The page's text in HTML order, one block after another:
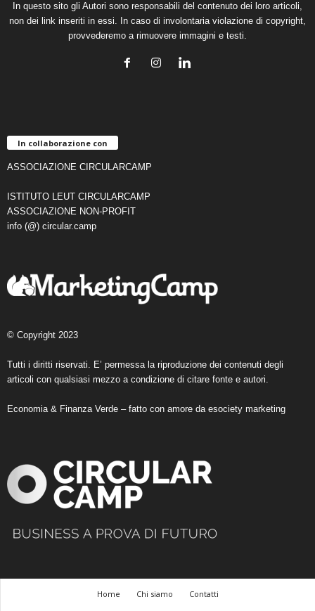
In questo sito gli Autori sono responsabili del contenuto dei loro articoli,
non dei link inseriti in essi. In caso di involontaria violazione di copyright,
provvederemo a rimuovere immagini e testi.
In collaborazione con
ASSOCIAZIONE CIRCULARCAMP
ISTITUTO LEUT CIRCULARCAMP
ASSOCIAZIONE NON-PROFIT
info (@) circular.camp
© Copyright 2023
Tutti i diritti riservati. E’ permessa la riproduzione dei contenuti degli
articoli con qualsiasi mezzo a condizione di citare fonte e autori.
Economia & Finanza Verde – fatto con amore da esociety marketing
Home Chi siamo
Contatti